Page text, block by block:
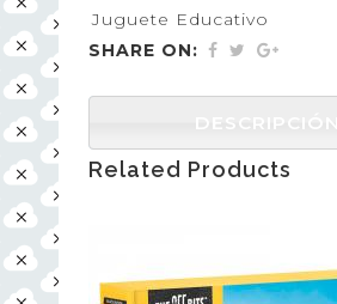
Juguete Educativo
SHARE ON:
DESCRIPCIÓN
Related Products